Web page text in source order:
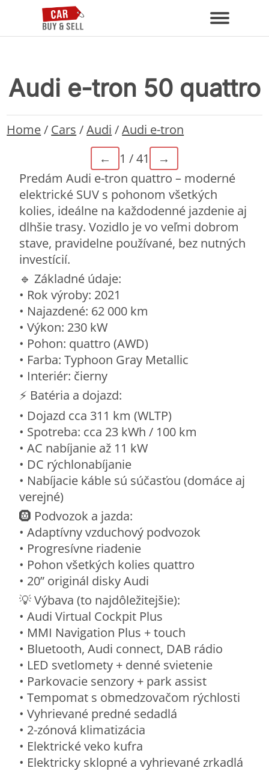
Audi e-tron 50 quattro
Home/ Cars /Audi /Audi e-tron
←
1 / 41
→
Predám Audi e-tron quattro – moderné
elektrické SUV s pohonom všetkých
kolies, ideálne na každodenné jazdenie aj
dlhšie trasy. Vozidlo je vo veľmi dobrom
stave, pravidelne používané, bez nutných
investícií.
🔹 Základné údaje:
• Rok výroby: 2021
• Najazdené: 62 000 km
• Výkon: 230 kW
• Pohon: quattro (AWD)
• Farba: Typhoon Gray Metallic
• Interiér: čierny
⚡ Batéria a dojazd:
• Dojazd cca 311 km (WLTP)
• Spotreba: cca 23 kWh / 100 km
• AC nabíjanie až 11 kW
• DC rýchlonabíjanie
• Nabíjacie káble sú súčasťou (domáce aj
verejné)
🛞 Podvozok a jazda:
• Adaptívny vzduchový podvozok
• Progresívne riadenie
• Pohon všetkých kolies quattro
• 20” originál disky Audi
💡 Výbava (to najdôležitejšie):
• Audi Virtual Cockpit Plus
• MMI Navigation Plus + touch
• Bluetooth, Audi connect, DAB rádio
• LED svetlomety + denné svietenie
• Parkovacie senzory + park assist
• Tempomat s obmedzovačom rýchlosti
• Vyhrievané predné sedadlá
• 2-zónová klimatizácia
• Elektrické veko kufra
• Elektricky sklopné a vyhrievané zrkadlá